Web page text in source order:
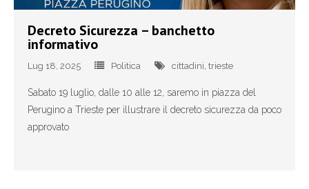
Decreto Sicurezza – banchetto
informativo
Lug 18, 2025 Politica cittadini, trieste
Sabato 19 luglio, dalle 10 alle 12, saremo in piazza del
Perugino a Trieste per illustrare il decreto sicurezza da poco
approvato